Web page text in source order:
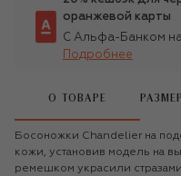
оранжевой карты
С Альфа-Банком
Подробнее
О ТОВАРЕ
Босоножки Chandelier на
кожи, установив модель на
ремешком украсили